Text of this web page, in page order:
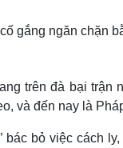
gắng ngăn chặn
trên đà bại
và đến nay là
bác bỏ việc cách